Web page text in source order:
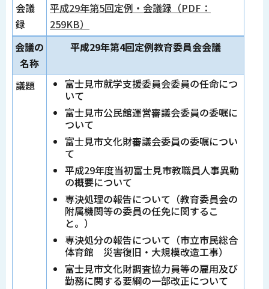
会議
録
平成29年第5回定例・会議録（PDF：
259KB）
会議の
名称
平成29年第4回定例教育委員会会議
議題
富士見市就学支援委員会委員の任命につ
いて
富士見市公民館運営審議会委員の委嘱に
ついて
富士見市文化財審議会委員の委嘱につい
て
平成29年度当初富士見市教職員人事異動
の概要について
専決処理の報告について（教育委員会の
附属機関等の委員の任免に関するこ
と。）
専決処分の報告について（市立市民総合
体育館 災害復旧・大規模改造工事）
富士見市文化財調査協力員等の雇用及び
勤務に関する要綱の一部改正について